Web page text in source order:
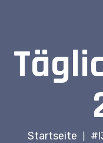
Startseite